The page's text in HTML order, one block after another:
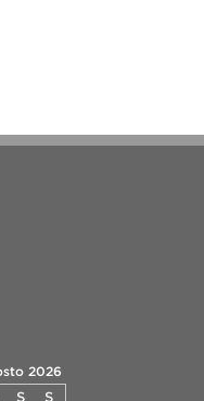
2026
S S